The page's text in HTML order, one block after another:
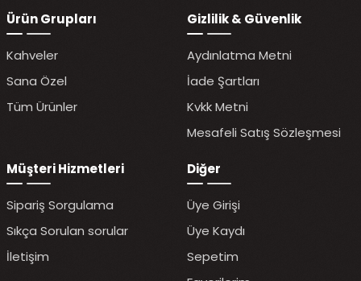
Ürün Grupları
Kahveler
Sana Özel
Tüm Ürünler
Gizlilik & Güvenlik
Aydınlatma Metni
İade Şartları
Kvkk Metni
Mesafeli Satış Sözleşmesi
Müşteri Hizmetleri
Sipariş Sorgulama
Sıkça Sorulan sorular
İletişim
Diğer
Üye Girişi
Üye Kaydı
Sepetim